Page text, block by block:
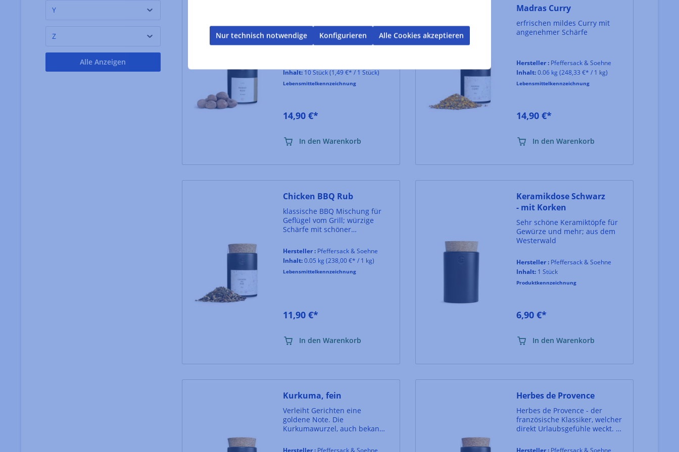
(1)
Y
Z
Alle Anzeigen
Muskatnüsse von den
Gewürzexperten Pfeffersack &
Westerwälder Steinzeug, mit
Korkdeckel.
Inhalt:10 Stück(1,49 €* / 1 Stück)
Lebensmittelkennzeichnung
14,90 €*
In den Warenkorb
Madras Curry
erfrischen mildes Curry mit
angenehmer Schärfe
Hersteller : Pfeffersack & Soehne
Inhalt:0.06 kg(248,33 €* / 1 kg)
Lebensmittelkennzeichnung
14,90 €*
In den Warenkorb
Chicken BBQ Rub
klassische BBQ Mischung für
Geflügel vom Grill; würzige
Schärfe mit schöner
Zitrus
Hersteller : Pfeffersack & Soehne
Inhalt:0.05 kg(238,00 €* / 1 kg)
Lebensmittelkennzeichnung
11,90 €*
In den Warenkorb
Keramikdose Schwarz
- mit Korken
Sehr schöne Keramiktöpfe für
Gewürze und mehr; aus dem
Westerwald
Hersteller : Pfeffersack & Soehne
Inhalt: 1 Stück
Produktkennzeichnung
6,90 €*
In den Warenkorb
Kurkuma, fein
Verleiht Gerichten eine
goldene Note. Die
Kurkumawurzel, auch bekannt
Bestandteil jeder Curry-
Hersteller : Pfeffersack & Soehne
Herbes de Provence
Herbes de Provence - der
französische Klassiker, welcher
direkt Urlaubsgefühle weckt.
Mischung hat viele
Hersteller : Pfeffersack & Soehne
Nur technisch notwendige Konfigurieren Alle Cookies akzeptieren